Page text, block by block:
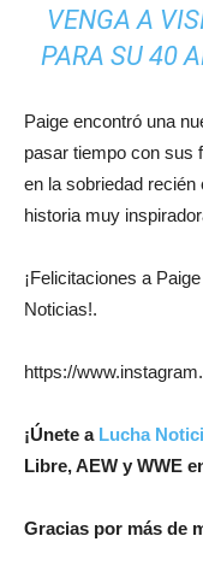
VENGA A
PARA SU 40
Paige encontró una
pasar tiempo con sus
en la sobriedad
historia muy
¡Felicitaciones a
Noticias!.
https://
¡Únete a Lucha
Libre, AEW y WWE
Gracias por más de